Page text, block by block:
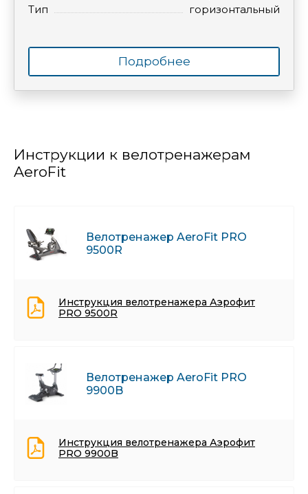
Тип
горизонтальный
Подробнее
Инструкции к велотренажерам
AeroFit
Велотренажер AeroFit PRO
9500R
Инструкция велотренажера Аэрофит
PRO 9500R
Велотренажер AeroFit PRO
9900B
Инструкция велотренажера Аэрофит
PRO 9900B